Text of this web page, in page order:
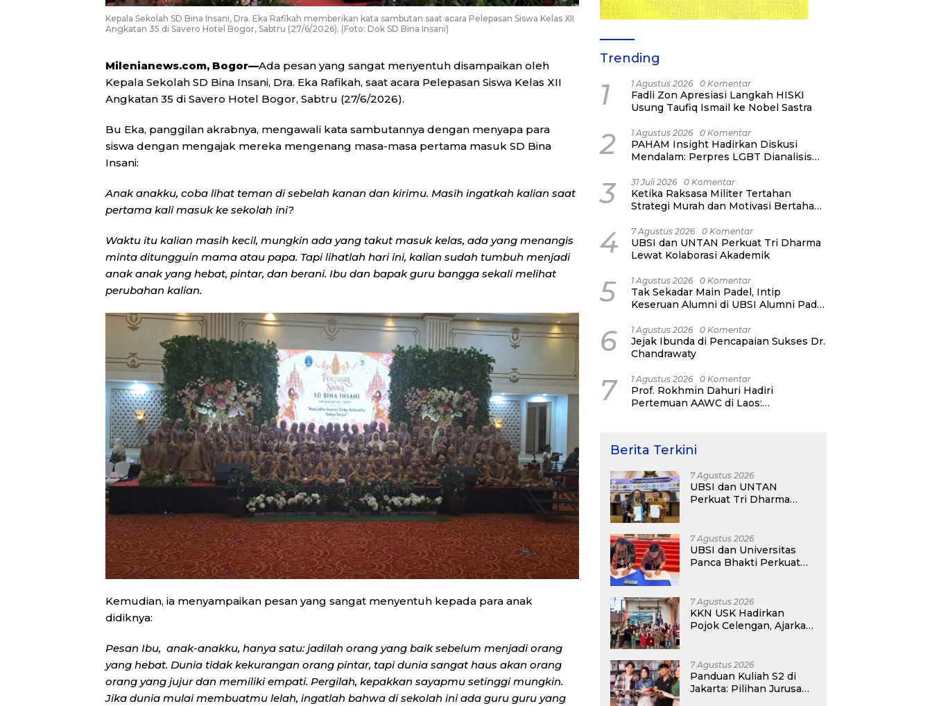
Kepala Sekolah SD Bina Insani, Dra. Eka Rafikah memberikan kata sambutan saat acara Pelepasan Siswa Kelas XII
Angkatan 35 di Savero Hotel Bogor, Sabtru (27/6/2026). (Foto: Dok SD Bina Insani)
Milenianews.com, Bogor—Ada pesan yang sangat menyentuh disampaikan oleh
Kepala Sekolah SD Bina Insani, Dra. Eka Rafikah, saat acara Pelepasan Siswa Kelas XII
Angkatan 35 di Savero Hotel Bogor, Sabtru (27/6/2026).
Bu Eka, panggilan akrabnya, mengawali kata sambutannya dengan menyapa para
siswa dengan mengajak mereka mengenang masa-masa pertama masuk SD Bina
Insani:
Anak anakku, coba lihat teman di sebelah kanan dan kirimu. Masih ingatkah kalian saat
pertama kali masuk ke sekolah ini?
Waktu itu kalian masih kecil, mungkin ada yang takut masuk kelas, ada yang menangis
minta ditungguin mama atau papa. Tapi lihatlah hari ini, kalian sudah tumbuh menjadi
anak anak yang hebat, pintar, dan berani. Ibu dan bapak guru bangga sekali melihat
perubahan kalian.
Kemudian, ia menyampaikan pesan yang sangat menyentuh kepada para anak
didiknya:
Pesan Ibu, anak-anakku, hanya satu: jadilah orang yang baik sebelum menjadi orang
yang hebat. Dunia tidak kekurangan orang pintar, tapi dunia sangat haus akan orang
orang yang jujur dan memiliki empati. Pergilah, kepakkan sayapmu setinggi mungkin.
Jika dunia mulai membuatmu lelah, ingatlah bahwa di sekolah ini ada guru guru yang
Trending
1 1 Agustus 2026 0 Komentar
Fadli Zon Apresiasi Langkah HISKI
Usung Taufiq Ismail ke Nobel Sastra
2 1 Agustus 2026 0 Komentar
PAHAM Insight Hadirkan Diskusi
Mendalam: Perpres LGBT Dianalisis
Bukan Ancaman Individual
3 31 Juli 2026 0 Komentar
Ketika Raksasa Militer Tertahan
Strategi Murah dan Motivasi Bertahan
4 7 Agustus 2026 0 Komentar
UBSI dan UNTAN Perkuat Tri Dharma
Lewat Kolaborasi Akademik
5 1 Agustus 2026 0 Komentar
Tak Sekadar Main Padel, Intip
Keseruan Alumni di UBSI Alumni Padel
6 1 Agustus 2026 0 Komentar
Jejak Ibunda di Pencapaian Sukses Dr.
Chandrawaty
7 1 Agustus 2026 0 Komentar
Prof. Rokhmin Dahuri Hadiri
Pertemuan AAWC di Laos:
Berita Terkini
7 Agustus 2026
UBSI dan UNTAN
Perkuat Tri Dharma
7 Agustus 2026
UBSI dan Universitas
Panca Bhakti Perkuat
7 Agustus 2026
KKN USK Hadirkan
Pojok Celengan, Ajarkan
7 Agustus 2026
Panduan Kuliah S2 di
Jakarta: Pilihan Jurusan,